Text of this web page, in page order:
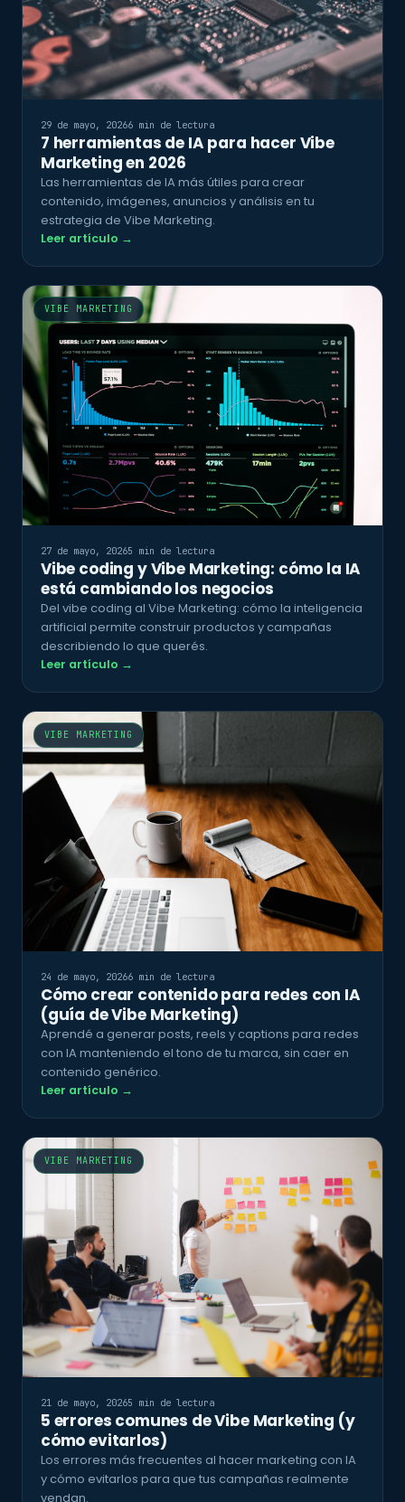
29 de mayo, 20266 min de lectura
7 herramientas de IA para hacer Vibe
Marketing en 2026
Las herramientas de IA más útiles para crear
contenido, imágenes, anuncios y análisis en tu
estrategia de Vibe Marketing.
Leer artículo →
VIBE MARKETING
27 de mayo, 20265 min de lectura
Vibe coding y Vibe Marketing: cómo la IA
está cambiando los negocios
Del vibe coding al Vibe Marketing: cómo la inteligencia
artificial permite construir productos y campañas
describiendo lo que querés.
Leer artículo →
VIBE MARKETING
24 de mayo, 20266 min de lectura
Cómo crear contenido para redes con IA
(guía de Vibe Marketing)
Aprendé a generar posts, reels y captions para redes
con IA manteniendo el tono de tu marca, sin caer en
contenido genérico.
Leer artículo →
VIBE MARKETING
21 de mayo, 20265 min de lectura
5 errores comunes de Vibe Marketing (y
cómo evitarlos)
Los errores más frecuentes al hacer marketing con IA
y cómo evitarlos para que tus campañas realmente
vendan.